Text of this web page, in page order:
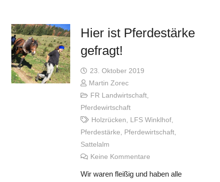
Hier ist Pferdestärke
gefragt!
23. Oktober 2019
Martin Zorec
FR Landwirtschaft,
Pferdewirtschaft
Holzrücken
LFS Winklhof,
Pferdestärke
Pferdewirtschaft,
Sattelalm
Keine Kommentare
Wir waren fleißig und haben alle